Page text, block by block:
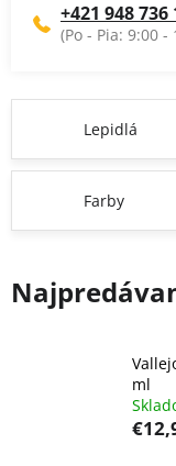
+421 948 736
Lepidlá
Farby
ml